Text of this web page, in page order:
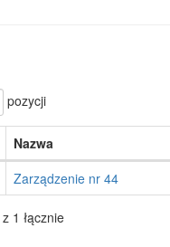
pozycji
Nazwa
Zarządzenie nr 44
1 łącznie